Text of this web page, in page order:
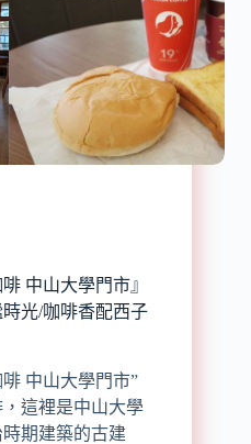
中山大學門市』
光/咖啡香配西子
中山大學門市”
這裡是中山大學
期建築的古建